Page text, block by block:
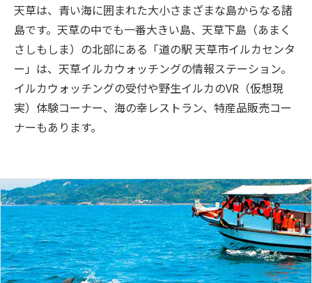
閉じる
天草は、青い海に囲まれた大小さまざまな島からなる諸
島です。天草の中でも一番大きい島、天草下島（あまく
さしもしま）の北部にある「道の駅 天草市イルカセンタ
ー」は、天草イルカウォッチングの情報ステーション。
イルカウォッチングの受付や野生イルカのVR（仮想現
実）体験コーナー、海の幸レストラン、特産品販売コー
ナーもあります。